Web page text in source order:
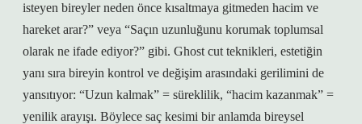
isteyen bireyler neden önce kısaltmaya gitmeden hacim ve
hareket arar?” veya “Saçın uzunluğunu korumak toplumsal
olarak ne ifade ediyor?” gibi. Ghost cut teknikleri, estetiğin
yanı sıra bireyin kontrol ve değişim arasındaki gerilimini de
yansıtıyor: “Uzun kalmak” = süreklilik, “hacim kazanmak” =
yenilik arayışı. Böylece saç kesimi bir anlamda bireysel